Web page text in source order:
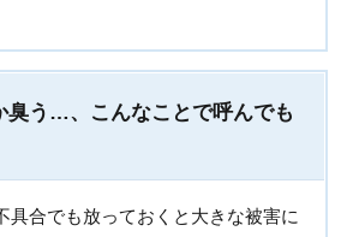
臭う…、こんなことで呼んでも
具合でも放っておくと大きな被害に